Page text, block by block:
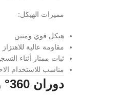
مميزات الهيكل:
هيكل قوي ومتين
مقاومة عالية للاهتزاز
ثبات ممتاز أثناء
مناسب للاستخدام
دوران 360° ونطاق حركة مرن